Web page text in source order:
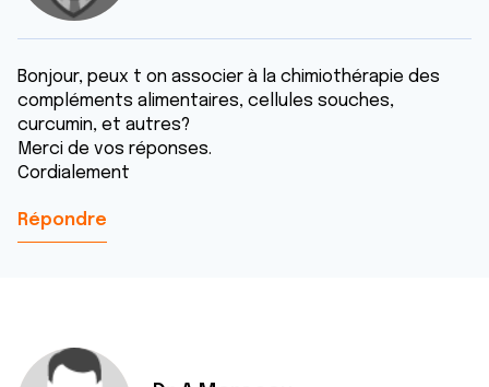
Bonjour, peux t on associer à la chimiothérapie des
compléments alimentaires, cellules souches,
curcumin, et autres?
Merci de vos réponses.
Cordialement
Répondre